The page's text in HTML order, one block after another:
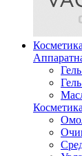
Косметика